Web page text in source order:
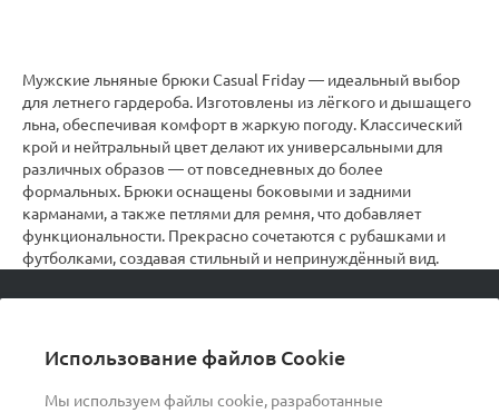
Использование файлов Cookie
Мы используем файлы cookie, разработанные
Мужские льняные брюки Casual Friday — идеальный выбор
для летнего гардероба. Изготовлены из лёгкого и дышащего
льна, обеспечивая комфорт в жаркую погоду. Классический
крой и нейтральный цвет делают их универсальными для
различных образов — от повседневных до более
формальных. Брюки оснащены боковыми и задними
карманами, а также петлями для ремня, что добавляет
функциональности. Прекрасно сочетаются с рубашками и
футболками, создавая стильный и непринуждённый вид.